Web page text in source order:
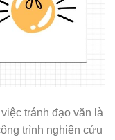
tránh đạo văn là
trình nghiên cứu